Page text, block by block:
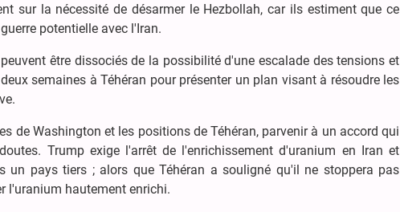
sur la nécessité de désarmer le Hezbollah, car ils estiment que ce
potentielle avec l'Iran.
être dissociés de la possibilité d'une escalade des tensions et
semaines à Téhéran pour présenter un plan visant à résoudre les
de Washington et les positions de Téhéran, parvenir à un accord qui
Trump exige l'arrêt de l'enrichissement d'uranium en Iran et
un pays tiers ; alors que Téhéran a souligné qu'il ne stoppera pas
l'uranium hautement enrichi.